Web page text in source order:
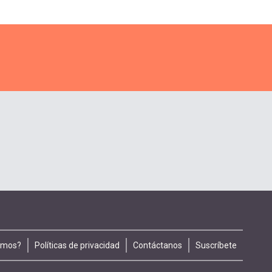
Políticas de privacidad Contáctanos Suscríbete